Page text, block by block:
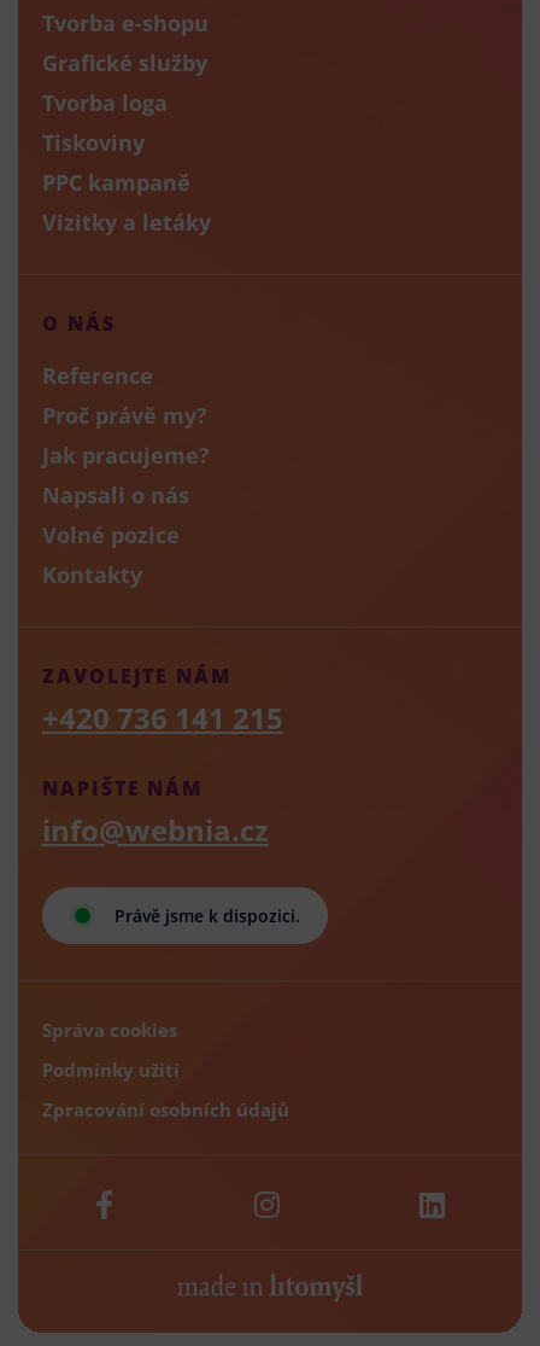
Tvorba e-shopu
Grafické služby
Tvorba loga
Tiskoviny
PPC kampaně
Vizitky a letáky
O NÁS
Reference
Proč právě my?
Jak pracujeme?
Napsali o nás
Volné pozice
Kontakty
Právě jsme k dispozici.
NAPIŠTE NÁM
info@webnia.cz
ZAVOLEJTE NÁM
+420 736 141 215
Správa cookies
Podmínky užití
Zpracování osobních údajů